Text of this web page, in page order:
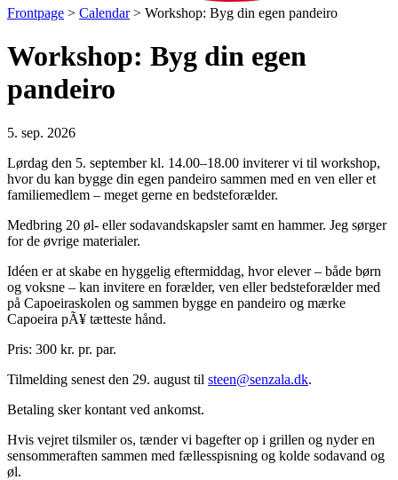
Frontpage > Calendar> Workshop: Byg din egen pandeiro
Workshop: Byg din egen
pandeiro
5. sep. 2026
Lørdag den 5. september kl. 14.00–18.00 inviterer vi til workshop,
hvor du kan bygge din egen pandeiro sammen med en ven eller et
familiemedlem – meget gerne en bedsteforælder.
Medbring 20 øl- eller sodavandskapsler samt en hammer. Jeg sørger
for de øvrige materialer.
Idéen er at skabe en hyggelig eftermiddag, hvor elever – både børn
og voksne – kan invitere en forælder, ven eller bedsteforælder med
på Capoeiraskolen og sammen bygge en pandeiro og mærke
Capoeira pÃ¥ tætteste hånd.
Pris: 300 kr. pr. par.
Tilmelding senest den 29. august til steen@senzala.dk.
Betaling sker kontant ved ankomst.
Hvis vejret tilsmiler os, tænder vi bagefter op i grillen og nyder en
sensommeraften sammen med fællesspisning og kolde sodavand og
øl.